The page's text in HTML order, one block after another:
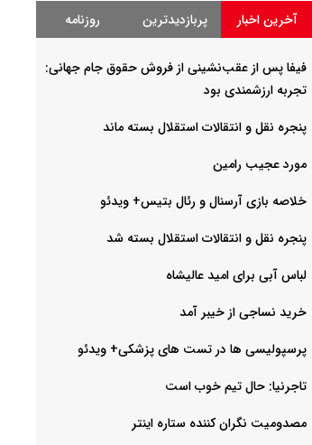
آخرین اخبار پربازدیدترین روزنامه
فیفا پس از عقب‌نشینی از فروش حقوق جام جهانی:
تجربه ارزشمندی بود
پنجره نقل و انتقالات استقلال بسته ماند
مورد عجیب رامین
خلاصه بازی آرسنال و رئال بتیس+ ویدئو
پنجره نقل و انتقالات استقلال بسته شد
لباس آبی برای امید عالیشاه
خرید نساجی از خیبر آمد
پرسپولیسی ها در تست های پزشکی+ ویدئو
تاجرنیا: حال تیم خوب است
مصدومیت نگران کننده ستاره اینتر